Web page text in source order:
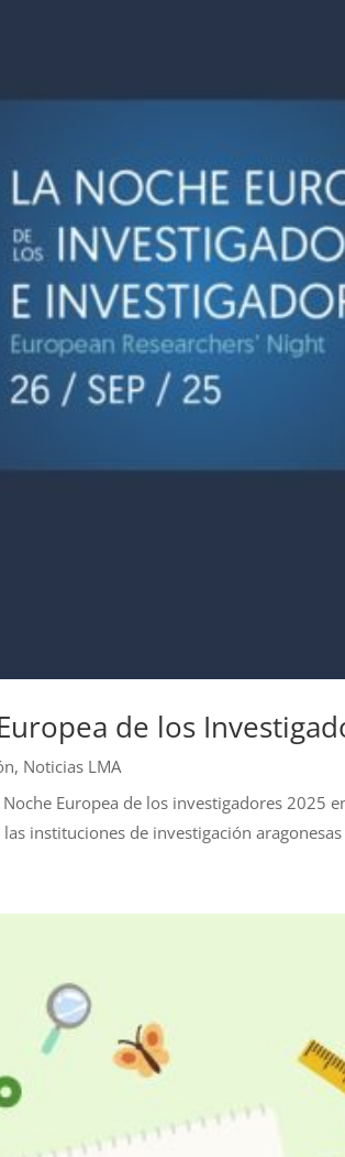
de los
, Noticias LMA
Europea de los investigadores 2025
instituciones de investigación